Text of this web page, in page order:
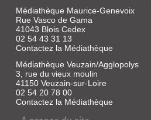
Médiathèque Maurice-Genevoix
Rue Vasco de Gama
41043 Blois Cedex
02 54 43 31 13
Contactez la Médiathèque
Médiathèque Veuzain/Agglopolys
3, rue du vieux moulin
41150 Veuzain-sur-Loire
02 54 20 78 00
Contactez la Médiathèque